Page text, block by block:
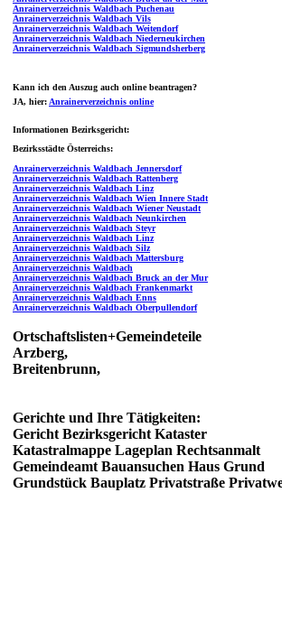
Anrainerverzeichnis Waldbach Puchenau
Anrainerverzeichnis Waldbach Vils
Anrainerverzeichnis Waldbach Weitendorf
Anrainerverzeichnis Waldbach Niederneukirchen
Anrainerverzeichnis Waldbach Sigmundsherberg
Kann ich den Auszug auch online beantragen?
JA, hier: Anrainerverzeichnis online
Informationen Bezirksgericht:
Bezirksstädte Österreichs:
Anrainerverzeichnis Waldbach Jennersdorf
Anrainerverzeichnis Waldbach Rattenberg
Anrainerverzeichnis Waldbach Linz
Anrainerverzeichnis Waldbach Wien Innere Stadt
Anrainerverzeichnis Waldbach Wiener Neustadt
Anrainerverzeichnis Waldbach Neunkirchen
Anrainerverzeichnis Waldbach Steyr
Anrainerverzeichnis Waldbach Linz
Anrainerverzeichnis Waldbach Silz
Anrainerverzeichnis Waldbach Mattersburg
Anrainerverzeichnis Waldbach
Anrainerverzeichnis Waldbach Bruck an der Mur
Anrainerverzeichnis Waldbach Frankenmarkt
Anrainerverzeichnis Waldbach Enns
Anrainerverzeichnis Waldbach Oberpullendorf
Ortschaftslisten+Gemeindeteile
Arzberg,
Breitenbrunn,
Gerichte und Ihre Tätigkeiten:
Gericht Bezirksgericht Kataster
Katastralmappe Lageplan Rechtsanmalt
Gemeindeamt Bauansuchen Haus Grund
Grundstück Bauplatz Privatstraße